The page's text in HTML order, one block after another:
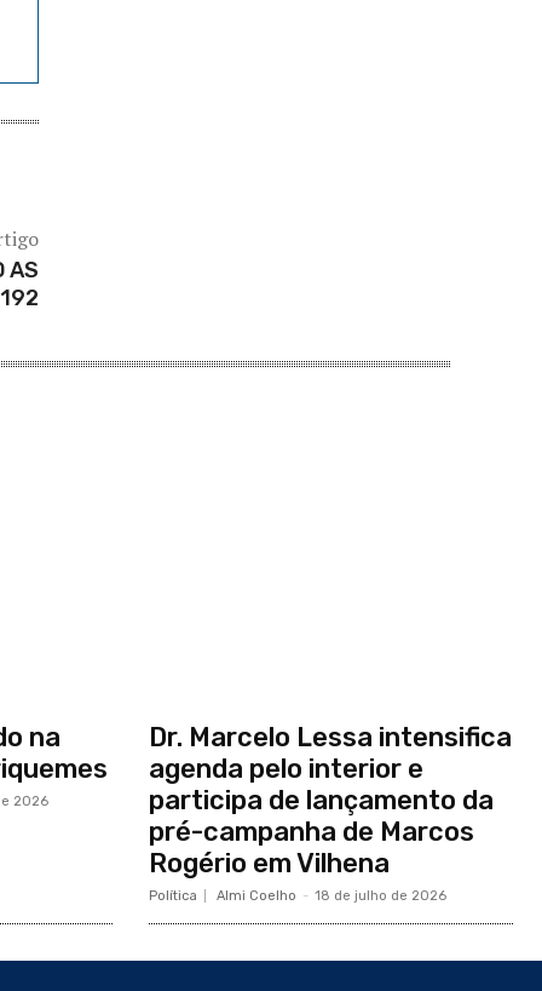
AS
na
2026
Dr. Marcelo Lessa intensifica
agenda pelo interior e
participa de lançamento da
pré-campanha de Marcos
Rogério em Vilhena
Política Almi Coelho - 18 de julho de 2026